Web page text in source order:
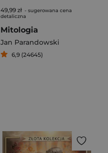
49,99 zł - sugerowana cena
detaliczna
Mitologia
Jan Parandowski
6,9 (24645)